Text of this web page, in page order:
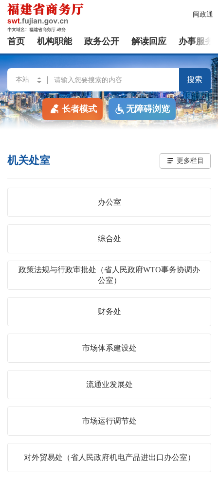
闽政通
首页 机构职能 政务公开 解读回应 办事服务
搜索
长者模式 无障碍浏览
机关处室 更多栏目
办公室
综合处
政策法规与行政审批处（省人民政府WTO事务协调办
公室）
财务处
市场体系建设处
流通业发展处
市场运行调节处
对外贸易处（省人民政府机电产品进出口办公室）